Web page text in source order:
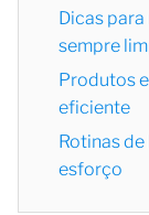
Dicas
sempre
Produtos
eficiente
Rotinas
esforço